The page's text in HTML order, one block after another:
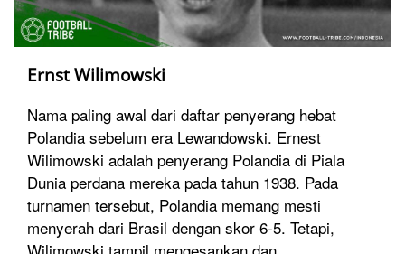
Ernst Wilimowski
Nama paling awal dari daftar penyerang hebat
Polandia sebelum era Lewandowski. Ernest
Wilimowski adalah penyerang Polandia di Piala
Dunia perdana mereka pada tahun 1938. Pada
turnamen tersebut, Polandia memang mesti
menyerah dari Brasil dengan skor 6-5. Tetapi,